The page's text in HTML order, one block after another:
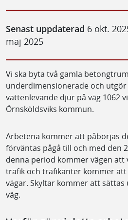
Senast uppdaterad 6 okt.
maj 2025
Vi ska byta två gamla
underdimensionerade och
vattenlevande djur på väg 1062
Örnsköldsviks kommun.
Arbetena kommer att påbörjas
förväntas pågå till och med den
denna period kommer vägen att
trafik och trafikanter kommer att
vägar. Skyltar kommer att
väg.